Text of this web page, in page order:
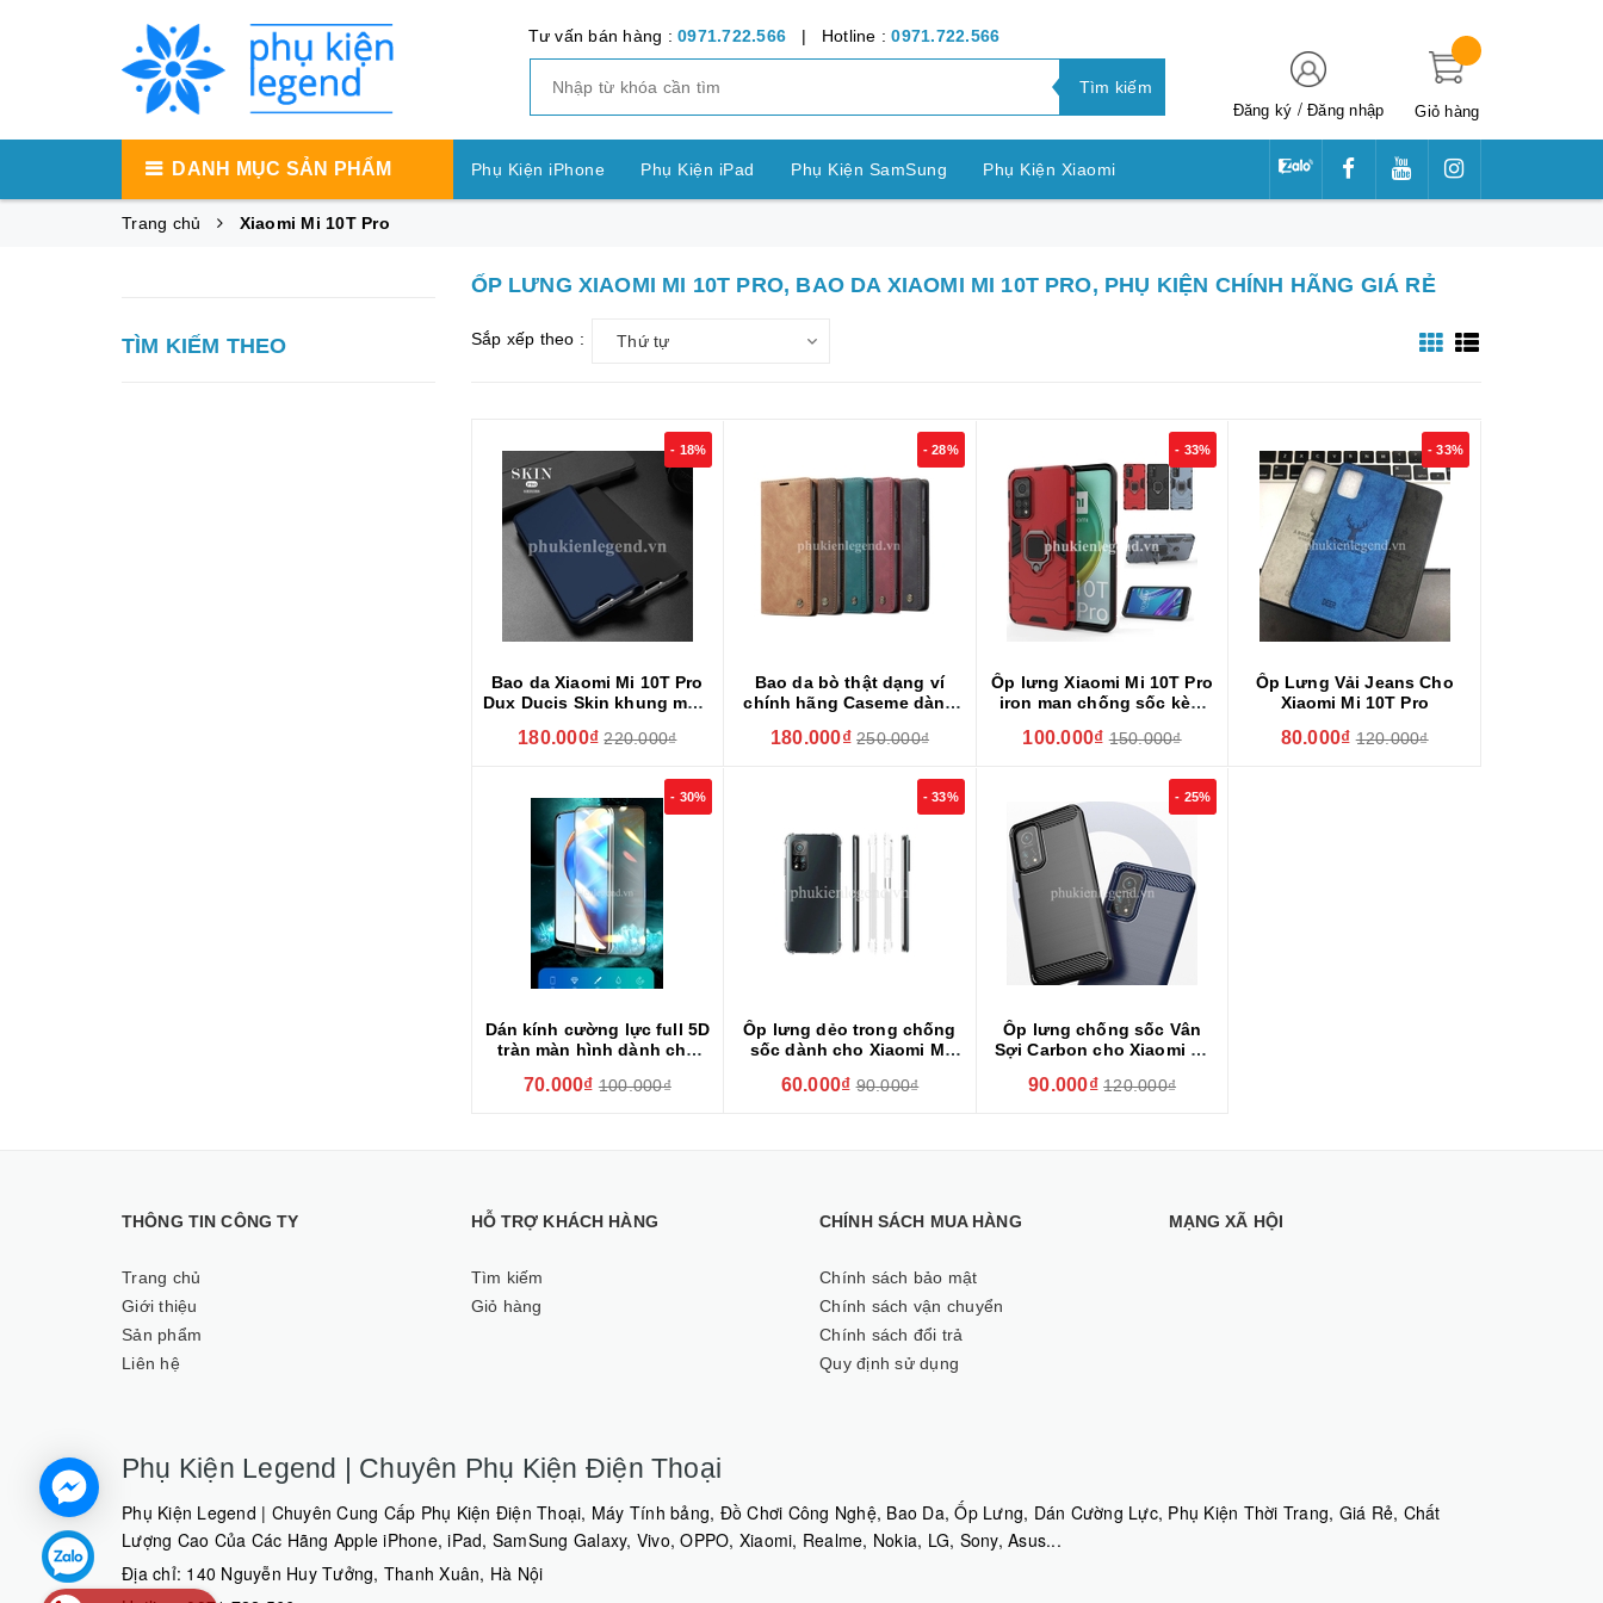
Tư vấn bán hàng : 0971.722.566 | Hotline :0971.722.566
Tìm kiếm
Đăng ký /Đăng nhập Giỏ hàng
DANH MỤC SẢN PHẨM Phụ Kiện iPhone Phụ Kiện iPad Phụ Kiện SamSung Phụ Kiện Xiaomi
Phụ Kiện LG Phụ Kiện Nokia Phụ Kiện Sony
Máy Tính Bảng SamSung Phụ Kiện Các Dòng Máy khác
Trang chủ Xiaomi Mi 10T Pro
TÌM KIẾM THEO
ỐP LƯNG XIAOMI MI 10T PRO, BAO DA XIAOMI MI 10T PRO, PHỤ KIỆN CHÍNH HÃNG GIÁ RẺ
Sắp xếp theo : Thứ tự
- 18%
Bao da Xiaomi Mi 10T Pro
Dux Ducis Skin khung mềm
180.000₫ 220.000₫
- 28%
Bao da bò thật dạng ví
chính hãng Caseme dành
180.000₫ 250.000₫
- 33%
Ốp lưng Xiaomi Mi 10T Pro
iron man chống sốc kèm
100.000₫ 150.000₫
- 33%
Ốp Lưng Vải Jeans Cho
Xiaomi Mi 10T Pro
80.000₫ 120.000₫
- 30%
Dán kính cường lực full 5D
tràn màn hình dành cho
70.000₫ 100.000₫
- 33%
Ốp lưng dẻo trong chống
sốc dành cho Xiaomi Mi
60.000₫ 90.000₫
- 25%
Ốp lưng chống sốc Vân
Sợi Carbon cho Xiaomi Mi
90.000₫ 120.000₫
THÔNG TIN CÔNG TY
Trang chủ
Giới thiệu
Sản phẩm
Liên hệ
HỖ TRỢ KHÁCH HÀNG
Tìm kiếm
Giỏ hàng
CHÍNH SÁCH MUA HÀNG
Chính sách bảo mật
Chính sách vận chuyển
Chính sách đổi trả
Quy định sử dụng
MẠNG XÃ HỘI
Phụ Kiện Legend | Chuyên Phụ Kiện Điện Thoại
Phụ Kiện Legend | Chuyên Cung Cấp Phụ Kiện Điện Thoại, Máy Tính bảng, Đồ Chơi Công Nghệ, Bao Da, Ốp Lưng, Dán Cường Lực, Phụ Kiện Thời Trang, Giá Rẻ, Chất
Lượng Cao Của Các Hãng Apple iPhone, iPad, SamSung Galaxy, Vivo, OPPO, Xiaomi, Realme, Nokia, LG, Sony, Asus...
Địa chỉ: 140 Nguyễn Huy Tưởng, Thanh Xuân, Hà Nội